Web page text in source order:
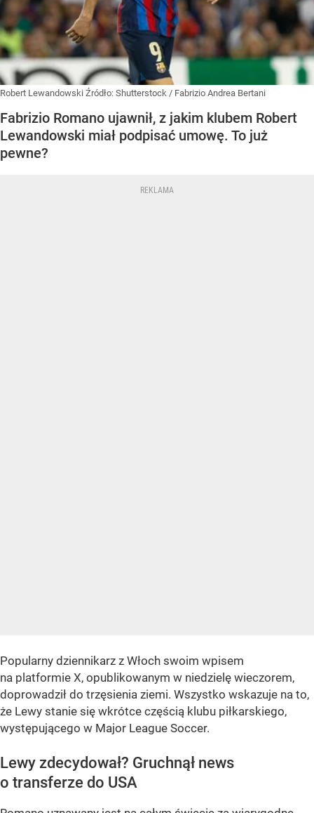
Robert Lewandowski Źródło: Shutterstock / Fabrizio Andrea Bertani
Fabrizio Romano ujawnił, z jakim klubem Robert
Lewandowski miał podpisać umowę. To już
pewne?
Popularny dziennikarz z Włoch swoim wpisem
na platformie X, opublikowanym w niedzielę wieczorem,
doprowadził do trzęsienia ziemi. Wszystko wskazuje na to,
że Lewy stanie się wkrótce częścią klubu piłkarskiego,
występującego w Major League Soccer.
Lewy zdecydował? Gruchnął news
o transferze do USA